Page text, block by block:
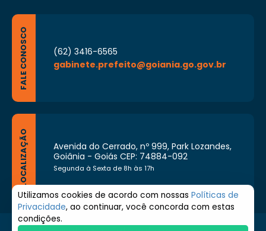
FALE CONOSCO
(62) 3416-6565
gabinete.prefeito@goiania.go.gov.br
LOCALIZAÇÃO
Avenida do Cerrado, nº 999, Park Lozandes,
Goiânia - Goiás CEP: 74884-092
Segunda à Sexta de 8h às 17h
Utilizamos cookies de acordo com nossas Políticas de
Privacidade, ao continuar, você concorda com estas
condições.